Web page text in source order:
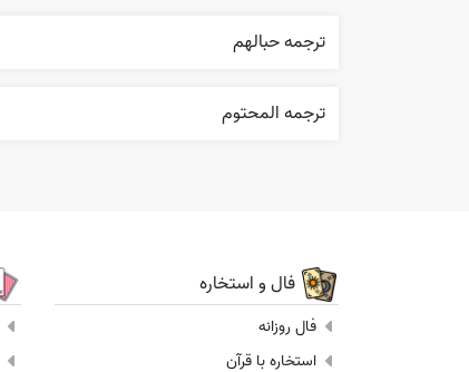
ترجمه حبالهم
ترجمه المحتوم
فال و استخاره
فال روزانه
استخاره با قرآن